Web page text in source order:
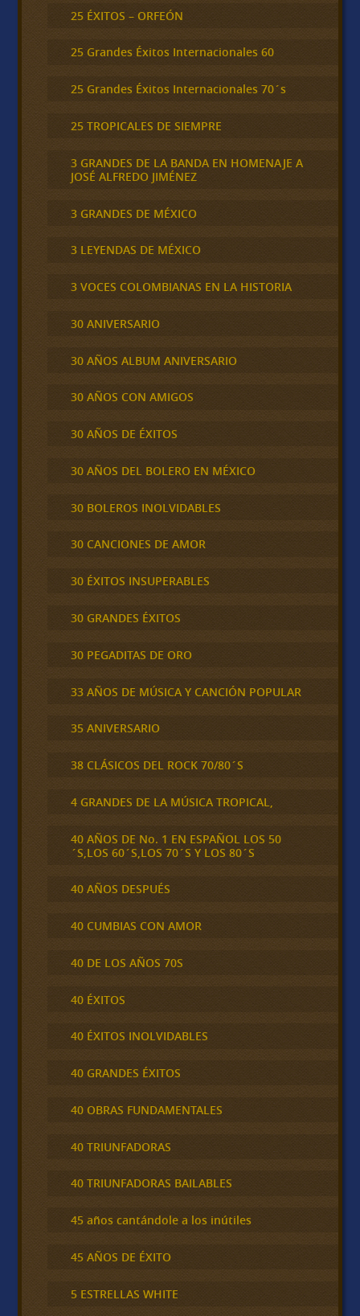
25 ÉXITOS – ORFEÓN
25 Grandes Éxitos Internacionales 60
25 Grandes Éxitos Internacionales 70´s
25 TROPICALES DE SIEMPRE
3 GRANDES DE LA BANDA EN HOMENAJE A
JOSÉ ALFREDO JIMÉNEZ
3 GRANDES DE MÉXICO
3 LEYENDAS DE MÉXICO
3 VOCES COLOMBIANAS EN LA HISTORIA
30 ANIVERSARIO
30 AÑOS ALBUM ANIVERSARIO
30 AÑOS CON AMIGOS
30 AÑOS DE ÉXITOS
30 AÑOS DEL BOLERO EN MÉXICO
30 BOLEROS INOLVIDABLES
30 CANCIONES DE AMOR
30 ÉXITOS INSUPERABLES
30 GRANDES ÉXITOS
30 PEGADITAS DE ORO
33 AÑOS DE MÚSICA Y CANCIÓN POPULAR
35 ANIVERSARIO
38 CLÁSICOS DEL ROCK 70/80´S
4 GRANDES DE LA MÚSICA TROPICAL,
40 AÑOS DE No. 1 EN ESPAÑOL LOS 50
´S,LOS 60´S,LOS 70´S Y LOS 80´S
40 AÑOS DESPUÉS
40 CUMBIAS CON AMOR
40 DE LOS AÑOS 70S
40 ÉXITOS
40 ÉXITOS INOLVIDABLES
40 GRANDES ÉXITOS
40 OBRAS FUNDAMENTALES
40 TRIUNFADORAS
40 TRIUNFADORAS BAILABLES
45 años cantándole a los inútiles
45 AÑOS DE ÉXITO
5 ESTRELLAS WHITE